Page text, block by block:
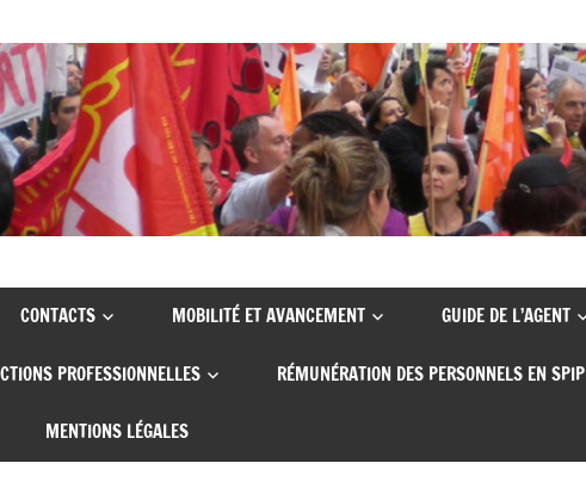
CONTACTS MOBILITÉ ET AVANCEMENT GUIDE DE L’AGENT
PROFESSIONNELLES RÉMUNÉRATION DES PERSONNELS EN SPIP
MENTIONS LÉGALES